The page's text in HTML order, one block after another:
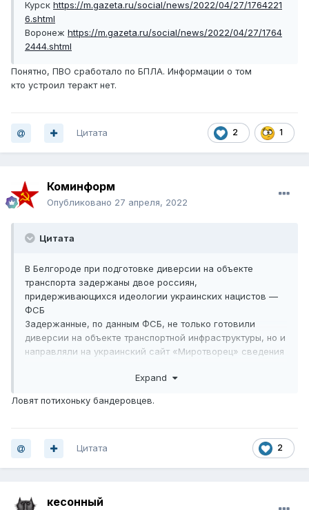
Курск https://m.gazeta.ru/social/news/2022/04/27/1764221
6.shtml
Воронеж https://m.gazeta.ru/social/news/2022/04/27/1764
2444.shtml
Понятно, ПВО сработало по БПЛА. Информации о том
кто устроил теракт нет.
2 1
Цитата
Коминформ
Опубликовано 27 апреля, 2022
Цитата
В Белгороде при подготовке диверсии на объекте
транспорта задержаны двое россиян,
придерживающихся идеологии украинских нацистов —
ФСБ
Задержанные, по данным ФСБ, не только готовили
диверсии на объекте транспортной инфраструктуры, но и
направляли на украинский сайт «Миротворец» сведения
спецоперации на Украине.
— возбуждено уголовное дело по ч. 1 ст. 30 и ч. 1 ст. 281
Expand
Ловят потихоньку бандеровцев.
2
Цитата
кесонный